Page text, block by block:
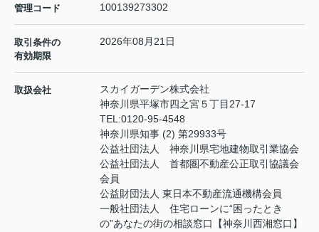
管理コード 100139273302
取引条件の
有効期限
2026年08月21日
取扱会社
スカイガーデン株式会社
神奈川県平塚市四之宮５丁目27-17
TEL:0120-95-4548
神奈川県知事 (2) 第29933号
公益社団法人 神奈川県宅地建物取引業協会
公益社団法人 首都圏不動産公正取引協議会
会員
公益財団法人 東日本不動産流通機構会員
一般社団法人 住宅ローンに“困ったとき
の”あなたの街の相談窓口【神奈川西湘窓口】